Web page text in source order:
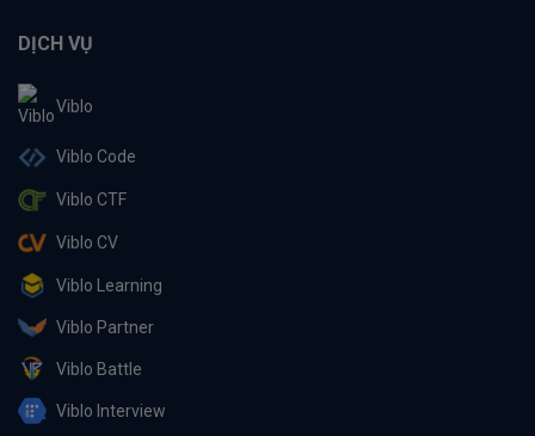
DỊCH VỤ
Viblo
Viblo Code
Viblo CTF
Viblo CV
Viblo Learning
Viblo Partner
Viblo Battle
Viblo Interview